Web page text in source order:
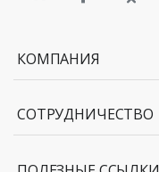
КОМПАНИЯ
СОТРУДНИЧЕСТВО